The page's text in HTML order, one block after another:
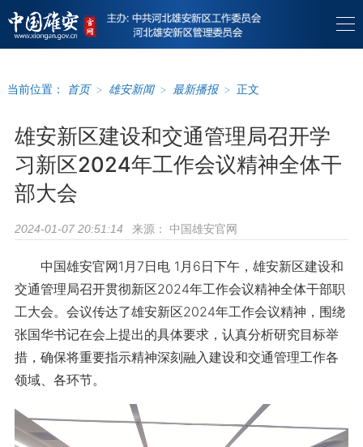
当前位置： 首页 > 雄安新闻 > 最新播报 > 正文
雄安新区建设和交通管理局召开学
习新区2024年工作会议精神全体干
部大会
2024-01-07 20:51:14 来源： 中国雄安官网
中国雄安官网1月7日电 1月6日下午，雄安新区建设和
交通管理局召开贯彻新区2024年工作会议精神全体干部职
工大会。会议传达了雄安新区2024年工作会议精神，围绕
张国华书记在会上提出的具体要求，认真分析研究目标举
措，确保将重要指示精神深刻融入建设和交通管理工作各
领域、各环节。